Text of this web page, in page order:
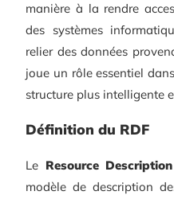
manière à la rendre
des systèmes
relier des données
joue un rôle essentiel
structure plus intelligente
Définition du RDF
Le Resource
modèle de description